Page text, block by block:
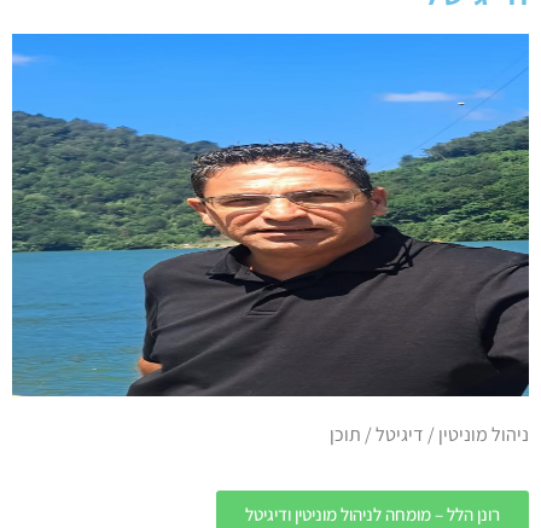
ניהול מוניטין / דיגיטל / תוכן
רונן הלל – מומחה לניהול מוניטין ודיגיטל